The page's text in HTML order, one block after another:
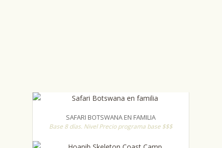
SAFARI BOTSWANA EN FAMILIA
Base 8 días. Nivel Precio programa base $$$